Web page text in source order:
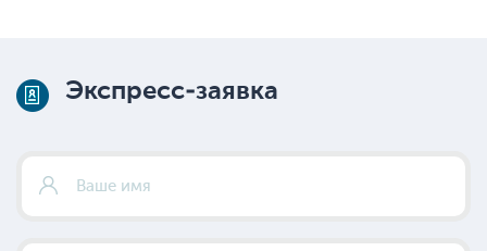
Экспресс-заявка